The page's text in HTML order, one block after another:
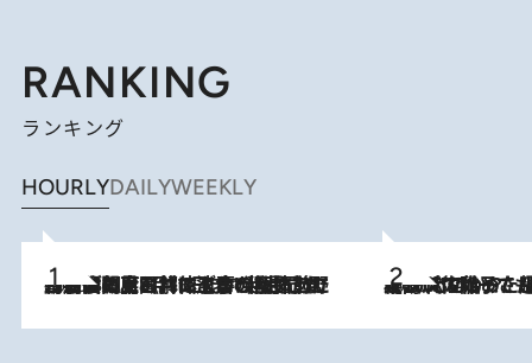
RANKING
ランキング
HOURLYDAILYWEEKLY
2026.8.8
「最後に見られてよかった」上野動物園の東園パンダ舎が解体前に特別公開。8月16日まで延長されたパネル展と共に辿る“半世紀”のパンダ飼育《解体工事の図面あり》 2026.8.5
【阿川佐和子さんの年とる力】なぜ70代で始めた趣味は“こんなに楽しい”のか？ ピアノ、俳句…スランプに陥っても続けられる“ある秘訣”とは